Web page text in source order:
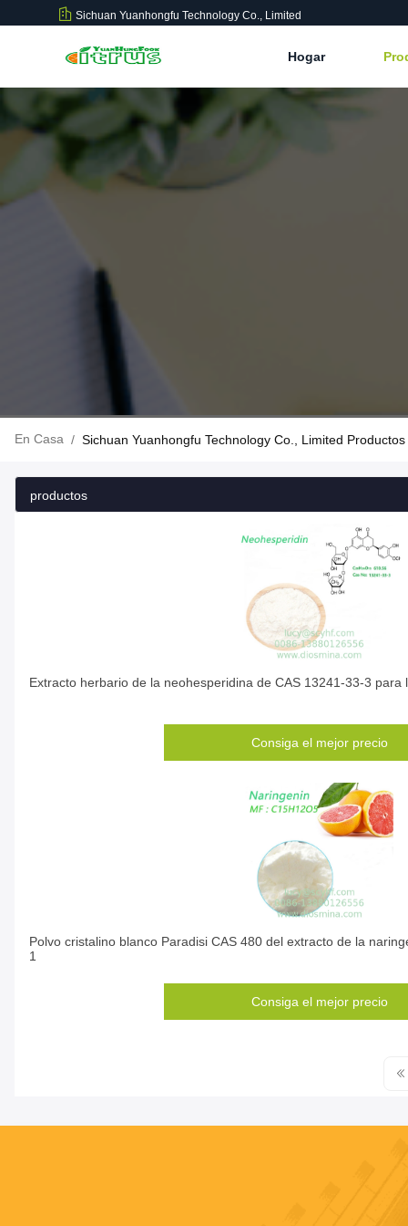
Sichuan Yuanhongfu Technology Co., Limited
Hogar
En Casa / Sichuan Yuanhongfu Technology Co., Limited Productos
productos
Extracto herbario de la neohesperidina de CAS 13241-33-3 para
Consiga el mejor precio
Polvo cristalino blanco Paradisi CAS 480 del extracto de la
1
Consiga el mejor precio